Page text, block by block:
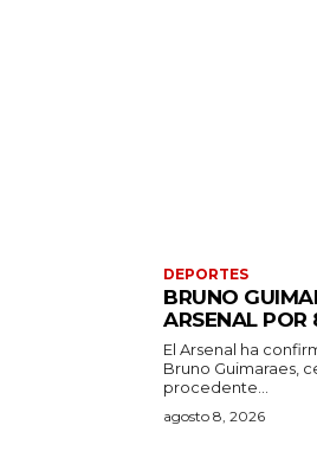
DEPORTES
BRUNO
ARSENAL POR
El Arsenal ha
Bruno Guimaraes,
procedente...
agosto 8, 2026